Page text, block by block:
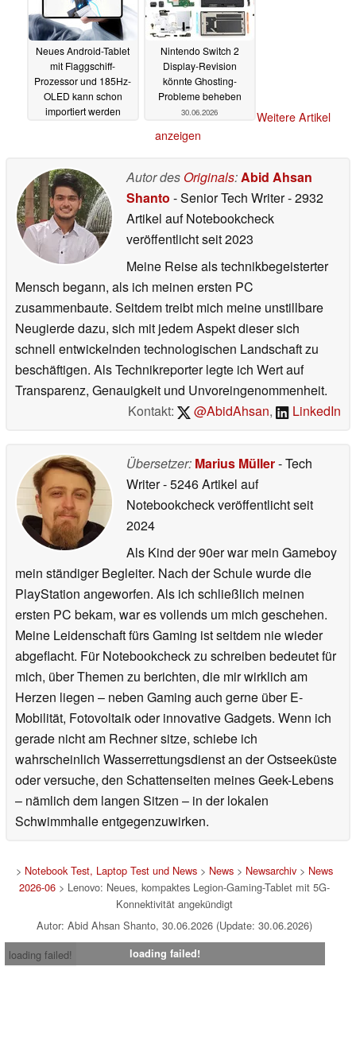
Neues Android-Tablet
mit Flaggschiff-
Prozessor und 185Hz-
OLED kann schon
importiert werden
Nintendo Switch 2
Display-Revision
könnte Ghosting-
Probleme beheben
30.06.2026
Weitere Artikel
anzeigen
Autor des Originals:Abid Ahsan
Shanto - Senior Tech Writer- 2932
Artikel auf Notebookcheck
veröffentlichtseit 2023
Meine Reise als technikbegeisterter
Mensch begann, als ich meinen ersten PC
zusammenbaute. Seitdem treibt mich meine unstillbare
Neugierde dazu, sich mit jedem Aspekt dieser sich
schnell entwickelnden technologischen Landschaft zu
beschäftigen. Als Technikreporter legte ich Wert auf
Transparenz, Genauigkeit und Unvoreingenommenheit.
Kontakt:
@AbidAhsan, LinkedIn
Übersetzer: Marius Müller- Tech
Writer- 5246 Artikel auf
Notebookcheck veröffentlichtseit
2024
Als Kind der 90er war mein Gameboy
mein ständiger Begleiter. Nach der Schule wurde die
PlayStation angeworfen. Als ich schließlich meinen
ersten PC bekam, war es vollends um mich geschehen.
Meine Leidenschaft fürs Gaming ist seitdem nie wieder
abgeflacht. Für Notebookcheck zu schreiben bedeutet für
mich, über Themen zu berichten, die mir wirklich am
Herzen liegen – neben Gaming auch gerne über E-
Mobilität, Fotovoltaik oder innovative Gadgets. Wenn ich
gerade nicht am Rechner sitze, schiebe ich
wahrscheinlich Wasserrettungsdienst an der Ostseeküste
oder versuche, den Schattenseiten meines Geek-Lebens
– nämlich dem langen Sitzen – in der lokalen
Schwimmhalle entgegenzuwirken.
> Notebook Test, Laptop Test und News> News> Newsarchiv> News
2026-06> Lenovo: Neues, kompaktes Legion-Gaming-Tablet mit 5G-
Konnektivität angekündigt
Autor: Abid Ahsan Shanto, 30.06.2026 (Update: 30.06.2026)
loading failed!
loading failed!